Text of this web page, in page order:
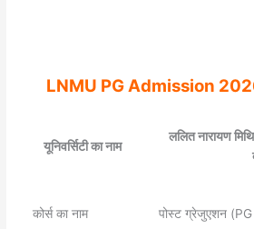
​LNMU PG Admission
यूनिवर्सिटी का नाम
ललित नारायण
कोर्स का नाम पोस्ट ग्रेजुएशन